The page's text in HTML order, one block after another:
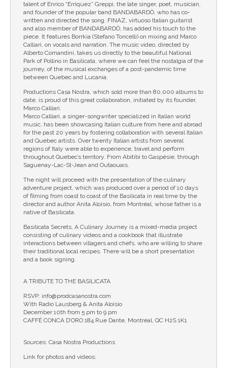
talent of Enrico “Erriquez” Greppi, the late singer, poet, musician,
and founder of the popular band BANDABARDÒ, who has co-
written and directed the song. FINAZ, virtuoso Italian guitarist
and also member of BANDABARDÒ, has added his touch to the
piece. It features Borrkia (Stefano Toncelli) on mixing and Marco
Calliari, on vocals and narration. The music video, directed by
Alberto Comandini, takes us directly to the beautiful National
Park of Pollino in Basilicata, where we can feel the nostalgia of the
journey, of the musical exchanges of a post-pandemic time
between Quebec and Lucania.
Productions Casa Nostra, which sold more than 80,000 albums to
date, is proud of this great collaboration, initiated by its founder,
Marco Calliari.
Marco Calliari, a singer-songwriter specialized in Italian world
music, has been showcasing Italian culture from here and abroad
for the past 20 years by fostering collaboration with several Italian
and Quebec artists. Over twenty Italian artists from several
regions of Italy were able to experience, travel and perform
throughout Quebec’s territory. From Abitibi to Gaspésie, through
Saguenay-Lac-St-Jean and Outaouais.
The night will proceed with the presentation of the culinary
adventure project, which was produced over a period of 10 days
of filming from coast to coast of the Basilicata in real time by the
director and author Anita Aloisio, from Montréal, whose father is a
native of Basilicata.
Basilicata Secrets, A Culinary Journey is a mixed-media project
consisting of culinary videos and a cookbook that illustrate
interactions between villagers and chefs, who are willing to share
their traditional local recipes. There will be a short presentation
and a book signing.
A TRIBUTE TO THE BASILICATA
RSVP: info@prodcasanostra.com
With Radio Lausberg & Anita Aloisio
December 10th from 5 pm to 9 pm
CAFFÈ CONCA D’ORO 184 Rue Dante, Montréal, QC H2S 1K1
Sources: Casa Nostra Productions
Link for photos and videos: